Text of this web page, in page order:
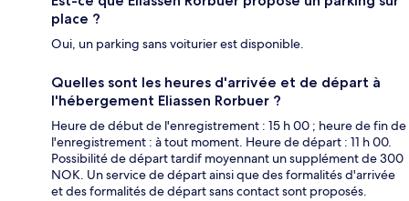
place ?
Oui, un parking sans voiturier est disponible.
Quelles sont les heures d'arrivée et de départ à
l'hébergement Eliassen Rorbuer ?
Heure de début de l'enregistrement : 15 h 00 ; heure de fin de
l'enregistrement : à tout moment. Heure de départ : 11 h 00.
Possibilité de départ tardif moyennant un supplément de 300
NOK. Un service de départ ainsi que des formalités d'arrivée
et des formalités de départ sans contact sont proposés.